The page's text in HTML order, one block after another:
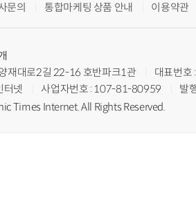
문의 통합마케팅 상품 안내 이용약관
재대로2길 22-16 호반파크1관
대표번
터넷
사업자번호 : 107-81-80959
발
Times Internet. All Rights Reserved.